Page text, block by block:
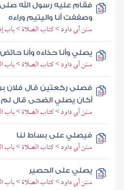
فقام عليه رسول الله
وصففت أنا واليتيم وراءه
سنن أبي داود > كتاب الصلاة > باب
يصلي وأنا حذاءه وأنا حائض
سنن أبي داود > كتاب الصلاة > باب
فصلى ركعتين قال فلان
أكان يصلي الضحى قال لم
سنن أبي داود > كتاب الصلاة > باب
فيصلي على بساط لنا
سنن أبي داود > كتاب الصلاة > باب
يصلي على الحصير
سنن أبي داود > كتاب الصلاة > باب